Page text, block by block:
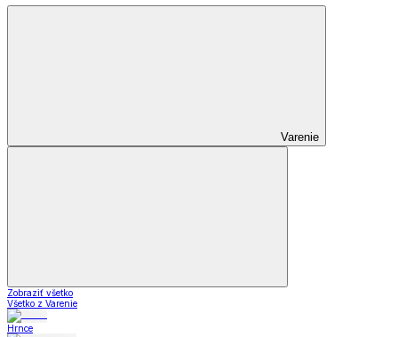
Varenie
Zobraziť všetko
Všetko z Varenie
Hrnce